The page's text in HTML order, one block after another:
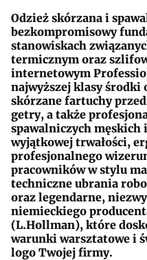
Odzież skórzana i
bezkompromisowy
stanowiskach
termicznym oraz
internetowym
najwyższej klasy
skórzane fartuchy
getry, a także
spawalniczych męskich
wyjątkowej trwałości,
profesjonalnego
pracowników w stylu
techniczne ubrania
oraz legendarne,
niemieckiego
(L.Hollman), które
warunki warsztatowe i
logo Twojej firmy.